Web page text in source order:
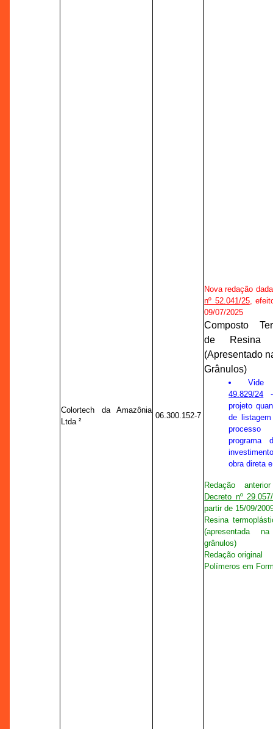
Colortech da Amazônia
Ltda ²
06.300.152-7
Nova redação
nº 52.041/25,
09/07/2025
Composto
de Resina
(Apresentado
Grânulos)
49.829/24 -
projeto
de
programa
obra direta
Redação
Decreto nº
partir de 15/09/
Resina
(apresentada
grânulos)
Redação original
Polímeros em